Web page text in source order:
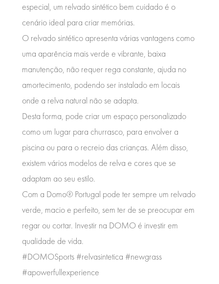
especial, um relvado sintético bem cuidado é o
cenário ideal para criar memórias.
O relvado sintético apresenta várias vantagens como
uma aparência mais verde e vibrante, baixa
manutenção, não requer rega constante, ajuda no
amortecimento, podendo ser instalado em locais
onde a relva natural não se adapta.
Desta forma, pode criar um espaço personalizado
como um lugar para churrasco, para envolver a
piscina ou para o recreio das crianças. Além disso,
existem vários modelos de relva e cores que se
adaptam ao seu estilo.
Com a Domo® Portugal pode ter sempre um relvado
verde, macio e perfeito, sem ter de se preocupar em
regar ou cortar. Investir na DOMO é investir em
qualidade de vida.
#DOMOSports #relvasintetica #newgrass
#apowerfullexperience